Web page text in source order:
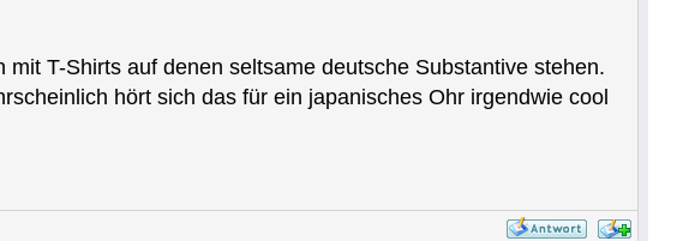
T-Shirts auf denen seltsame deutsche Substantive stehen.
hört sich das für ein japanisches Ohr irgendwie cool